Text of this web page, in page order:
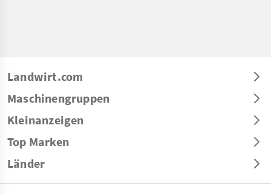
Landwirt.com
Maschinengruppen
Kleinanzeigen
Top Marken
Länder